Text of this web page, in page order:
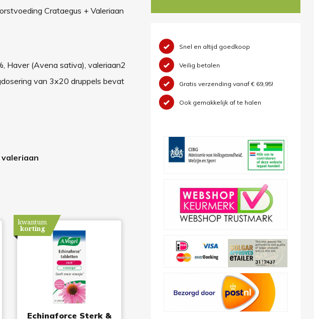
Crataegus + Valeriaan
Haver (Avena sativa), valeriaan2
van 3x20 druppels bevat
Echinaforce Sterk &
kwantum
korting
Snel en altijd goedkoop
Veilig betalen
Gratis verzending vanaf € 69,95!
Ook gemakkelijk af te halen